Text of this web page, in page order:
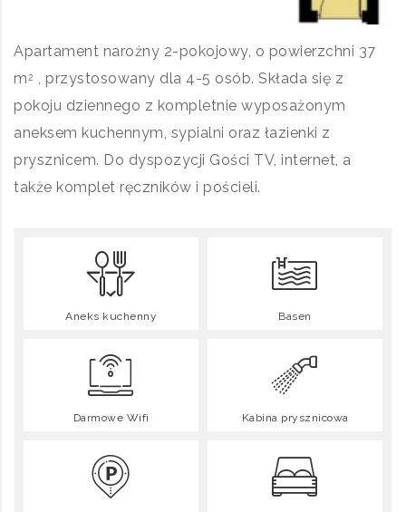
Aneks kuchenny Basen
Darmowe Wifi Kabina prysznicowa
Apartament narożny 2-pokojowy, o powierzchni 37
m2 , przystosowany dla 4-5 osób. Składa się z
pokoju dziennego z kompletnie wyposażonym
aneksem kuchennym, sypialni oraz łazienki z
prysznicem. Do dyspozycji Gości TV, internet, a
także komplet ręczników i pościeli.